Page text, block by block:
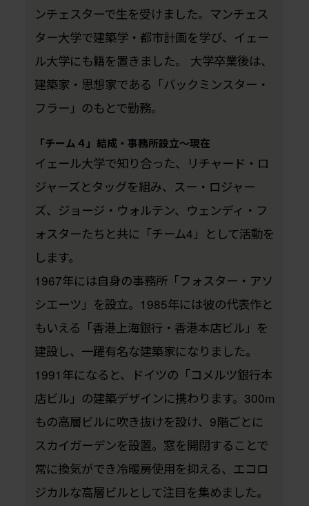
ンチェスターで生を受けました。マンチェス
ター大学で建築学・都市計画を学び、イェー
ル大学にも籍を置きました。 大学卒業後は、
建築家・思想家である「バックミンスター・
フラー」のもとで勤務。
「チーム４」結成・事務所設立～現在
イェール大学で知り合った、リチャード・ロ
ジャーズとタッグを組み、スー・ロジャー
ズ、ジョージ・ウォルテン、ウェンディ・フ
ォスターたちと共に「チーム4」として活動を
します。
1967年には自身の事務所「フォスター・アソ
シエーツ」を設立。1985年には彼の代表作と
もいえる「香港上海銀行・香港本店ビル」を
建設し、一躍有名な建築家になりました。
1991年になると、ドイツの「コメルツ銀行本
店ビル」の建築デザインに携わります。300m
もの高層ビルに吹き抜けを設け、9階ごとに
スカイガーデンを設置。窓を開閉することで
常に換気ができ冷暖房使用を抑える、エコロ
ジカルな高層ビルとして注目を集めました。